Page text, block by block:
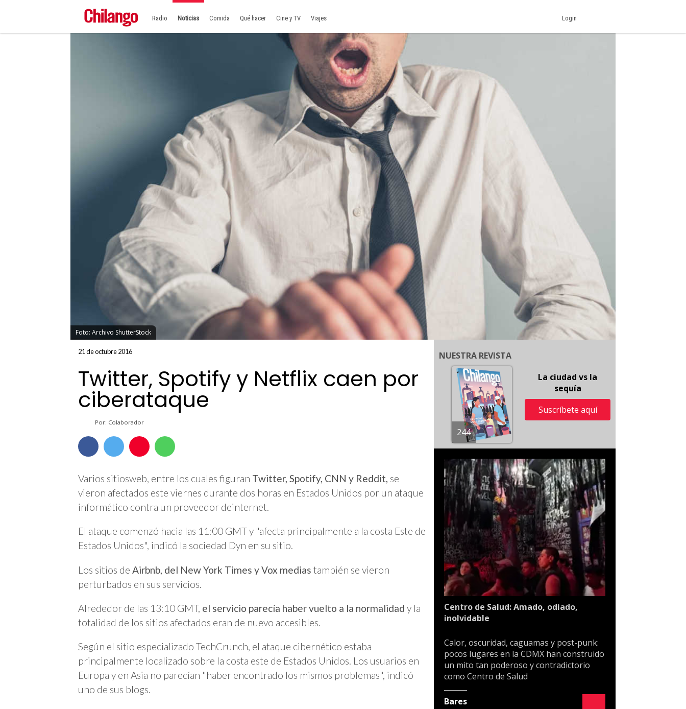
Radio Noticias Comida Qué hacer Cine y TV Viajes Login
Foto: Archivo ShutterStock
21 de octubre 2016
Twitter, Spotify y Netflix caen por
ciberataque
Por: Colaborador
Varios sitiosweb, entre los cuales figuran Twitter, Spotify, CNN y Reddit, se
vieron afectados este viernes durante dos horas en Estados Unidos por un ataque
informático contra un proveedor deinternet.
El ataque comenzó hacia las 11:00 GMT y "afecta principalmente a la costa Este de
Estados Unidos", indicó la sociedad Dyn en su sitio.
Los sitios de Airbnb, del New York Times y Vox medias también se vieron
perturbados en sus servicios.
Alrededor de las 13:10 GMT, el servicio parecía haber vuelto a la normalidad y la
totalidad de los sitios afectados eran de nuevo accesibles.
Según el sitio especializado TechCrunch, el ataque cibernético estaba
principalmente localizado sobre la costa este de Estados Unidos. Los usuarios en
Europa y en Asia no parecían "haber encontrado los mismos problemas", indicó
uno de sus blogs.
NUESTRA REVISTA
244
La ciudad vs la
sequía
Suscríbete aquí
Centro de Salud: Amado, odiado,
inolvidable
Calor, oscuridad, caguamas y post-punk:
pocos lugares en la CDMX han construido
un mito tan poderoso y contradictorio
como Centro de Salud
Bares